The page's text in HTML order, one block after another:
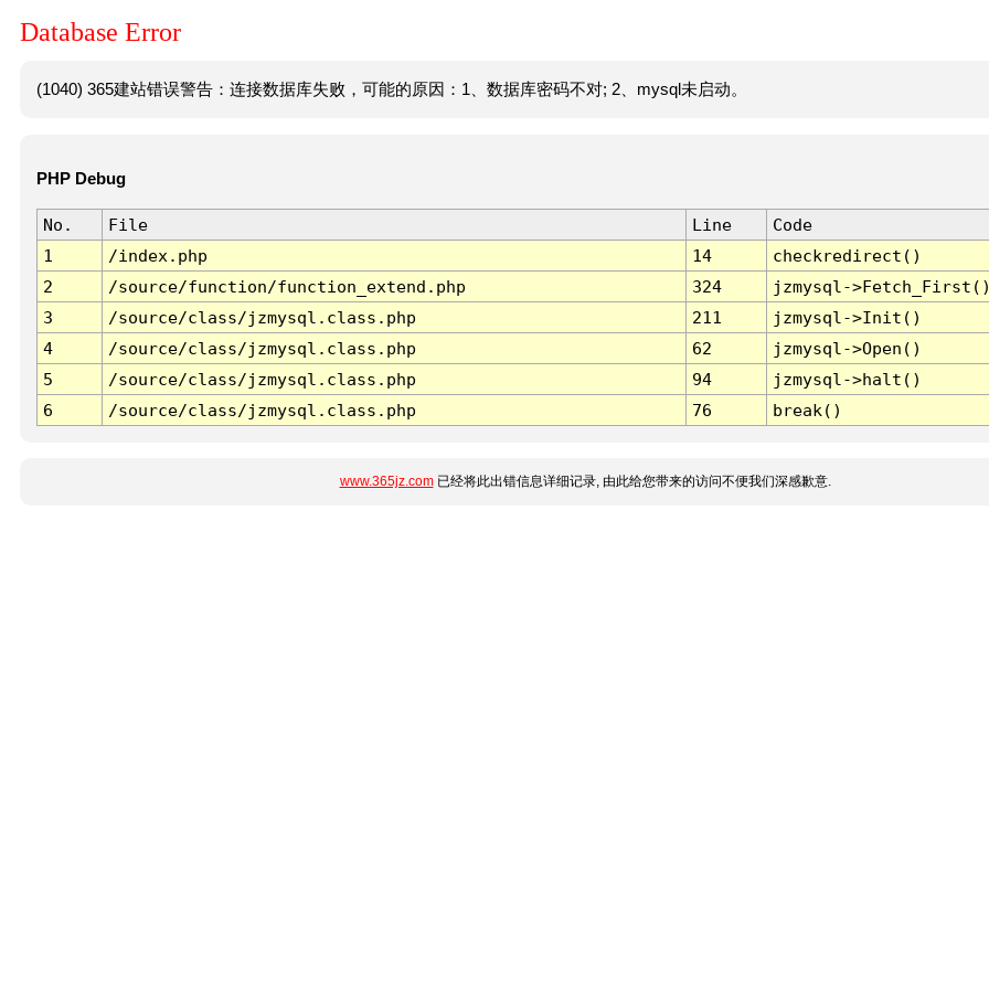
Database Error
(1040) 365建站错误警告：连接数据库失败，可能的原因：1、数据库密码不对; 2、mysql未启动。
PHP Debug
No. File Line
Code
1
/index.php 14
checkredirect()
2
/source/function/function_extend.php 324
jzmysql-
3
/source/class/jzmysql.class.php 211
jzmysql->Init()
4
/source/class/jzmysql.class.php 62
jzmysql->Open()
5
/source/class/jzmysql.class.php 94
jzmysql->halt()
6
/source/class/jzmysql.class.php 76 break()
www.365jz.com已经将此出错信息详细记录, 由此给您带来的访问不便我们深感歉意.